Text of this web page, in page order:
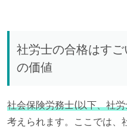
社労士の合格はす
の価値
社会保険労務士(以下、社
考えられます。ここでは、